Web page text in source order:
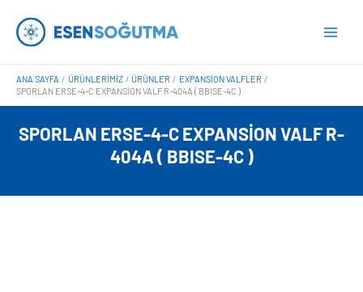
atla
ANA SAYFA ÜRÜNLERIMIZ ÜRÜNLER
EXPANSION VALFLER
SPORLAN ERSE-4-C EXPANSION VALF R-404A ( BBISE-4C )
SPORLAN ERSE-4-C EXPANSION VALF R-
404A ( BBISE-4C )